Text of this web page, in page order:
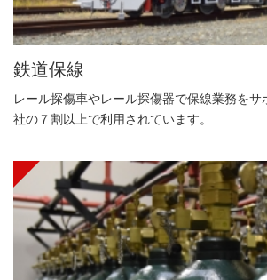
鉄道保線
レール探傷車やレール探傷器で保線業務をサ
社の７割以上で利用されています。